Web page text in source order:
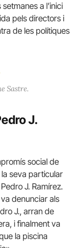
a l’inici
pels directors i
de les polítiques
Sastre.
J.
social de
seva particular
J. Ramírez.
denunciar als
J., arran de
i finalment va
la piscina